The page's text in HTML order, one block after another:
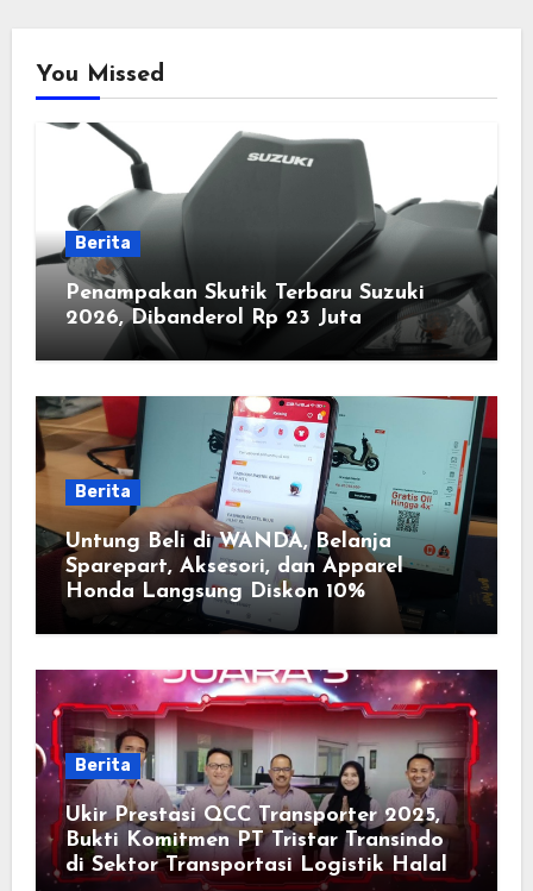
You Missed
Berita
Penampakan Skutik Terbaru Suzuki
2026, Dibanderol Rp 23 Juta
Berita
Untung Beli di WANDA, Belanja
Sparepart, Aksesori, dan Apparel
Honda Langsung Diskon 10%
Berita
Ukir Prestasi QCC Transporter 2025,
Bukti Komitmen PT Tristar Transindo
di Sektor Transportasi Logistik Halal